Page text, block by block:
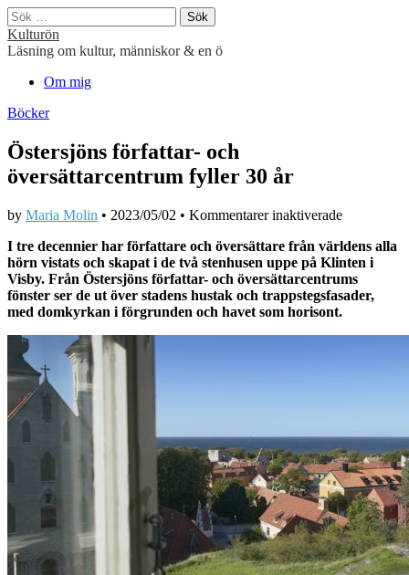
Sök
efter:
Kulturön
Läsning om kultur, människor & en ö
Main
Skip
content
Om mig
Böcker
Östersjöns författar- och
översättarcentrum fyller 30 år
by Maria Molin • 2023/05/02 • Kommentarer inaktiveradeför
författar-
och
fyller
30
I tre decennier har författare och översättare från världens alla
hörn vistats och skapat i de två stenhusen uppe på Klinten i
Visby. Från Östersjöns författar- och översättarcentrums
fönster ser de ut över stadens hustak och trappstegsfasader,
med domkyrkan i förgrunden och havet som horisont.